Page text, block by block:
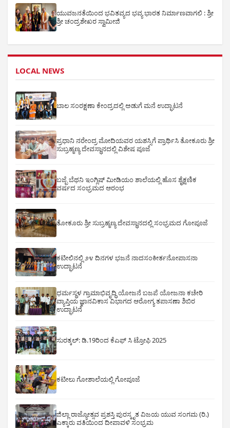
ಯುವಜನತೆಯಿಂದ ಭವಿತವ್ಯದ ಭವ್ಯ ಭಾರತ ನಿರ್ಮಾಣವಾಗಲಿ : ಶ್ರೀ
ಶ್ರೀ ಚಂದ್ರಶೇಖರ ಸ್ವಾಮೀಜಿ
LOCAL NEWS
ಬಾಲ ಸಂರಕ್ಷಣಾ ಕೇಂದ್ರದಲ್ಲಿ ಅಡುಗೆ ಮನೆ ಉದ್ಘಾಟನೆ
ಪ್ರಧಾನಿ ನರೇಂದ್ರ ಮೋದಿಯವರ ಯಶಸ್ಸಿಗೆ ಪ್ರಾರ್ಥಿಸಿ ತೋಕೂರು ಶ್ರೀ
ಸುಬ್ರಹ್ಮಣ್ಯ ದೇವಸ್ಥಾನದಲ್ಲಿ ವಿಶೇಷ ಪೂಜೆ
ಬಜ್ಪೆ ಬೆಥನಿ ಇಂಗ್ಲಿಷ್ ಮೀಡಿಯಂ ಶಾಲೆಯಲ್ಲಿ ಹೊಸ ಶೈಕ್ಷಣಿಕ
ವರ್ಷದ ಸಂಭ್ರಮದ ಆರಂಭ
ತೋಕೂರು ಶ್ರೀ ಸುಬ್ರಹ್ಮಣ್ಯ ದೇವಸ್ಥಾನದಲ್ಲಿ ಸಂಭ್ರಮದ ಗೋಪೂಜೆ
ಕಟೀಲಿನಲ್ಲಿ ೨೪ ದಿನಗಳ ಭಜನೆ ನಾದಸಂಕೀರ್ತನೋಪಾಸನಾ
ಉದ್ಘಾಟನೆ
ಧರ್ಮಸ್ಥಳ ಗ್ರಾಮಾಭಿವೃದ್ಧಿ ಯೋಜನೆ ಬಜಪೆ ಯೋಜನಾ ಕಚೇರಿ
ವ್ಯಾಪ್ತಿಯ ಜ್ಞಾನವಿಕಾಸ ವಿಭಾಗದ ಆರೋಗ್ಯ ತಪಾಸಣಾ ಶಿಬಿರ
ಉದ್ಘಾಟನೆ
ಸುರತ್ಕಲ್: ಡಿ‌.19ರಿಂದ ಕೆಎಫ್ ಸಿ ಟ್ರೋಫಿ 2025
ಕಟೀಲು ಗೋಶಾಲೆಯಲ್ಲಿ ಗೋಪೂಜೆ
ಜಿಲ್ಲಾ ರಾಜ್ಯೋತ್ಸವ ಪ್ರಶಸ್ತಿ ಪುರಸ್ಕೃತ ವಿಜಯ ಯುವ ಸಂಗಮ (ರಿ.)
ಎಕ್ಕಾರು ವತಿಯಿಂದ ದೀಪಾವಳಿ ಸಂಭ್ರಮ